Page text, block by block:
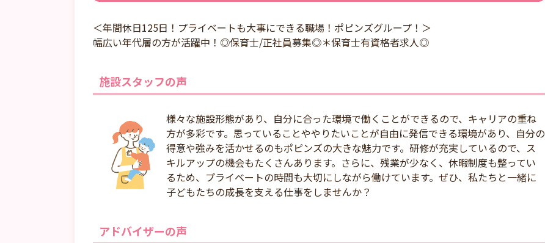
＜年間休日125日！プライベートも大事にできる職場！ポピンズグループ！＞
幅広い年代層の方が活躍中！◎保育士/正社員募集◎＊保育士有資格者求人◎
施設スタッフの声
様々な施設形態があり、自分に合った環境で働くことができるので、キャリアの重ね
方が多彩です。思っていることややりたいことが自由に発信できる環境があり、自分の
得意や強みを活かせるのもポピンズの大きな魅力です。研修が充実しているので、ス
キルアップの機会もたくさんあります。さらに、残業が少なく、休暇制度も整ってい
るため、プライベートの時間も大切にしながら働けています。ぜひ、私たちと一緒に
子どもたちの成長を支える仕事をしませんか？
アドバイザーの声